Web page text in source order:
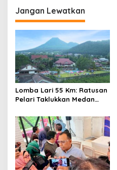
g
a
s
i
p
o
s
Jangan Lewatkan
Lomba Lari 55 Km: Ratusan
Pelari Taklukkan Medan